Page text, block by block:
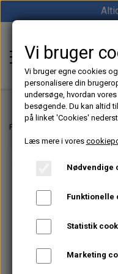
1852
Forside
Vi bruger
Vi bruger egne cookies
personalisere din
undersøge, hvordan
besøgende. Du kan altid
på linket 'Cookies'
Læs mere i vores
Nødvendige
Funktionelle
Statistik
Marketing